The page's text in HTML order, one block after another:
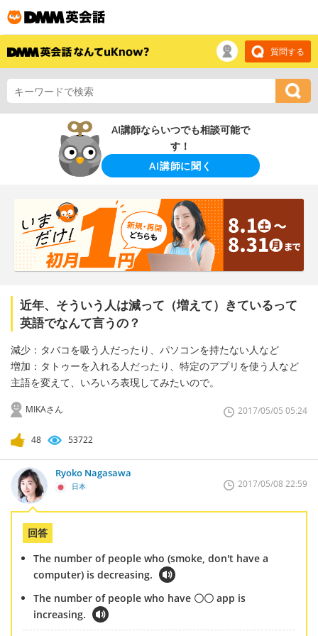
質問する
AI講師ならいつでも相談可能で
す！
AI講師に聞く
近年、そういう人は減って（増えて）きているって
英語でなんて言うの？
減少：タバコを吸う人だったり、パソコンを持たない人など
増加：タトゥーを入れる人だったり、特定のアプリを使う人など
主語を変えて、いろいろ表現してみたいので。
MIKAさん 2017/05/05 05:24
48 53722
Ryoko Nagasawa
日本 2017/05/08 22:59
回答
The number of people who (smoke, don't have a
computer) is decreasing.
The number of people who have 〇〇 app is
increasing.